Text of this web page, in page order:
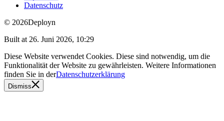
Datenschutz
© 2026Deployn
Built at 26. Juni 2026, 10:29
Diese Website verwendet Cookies. Diese sind notwendig, um die
Funktionalität der Website zu gewährleisten. Weitere Informationen
finden Sie in derDatenschutzerklärung
Dismiss